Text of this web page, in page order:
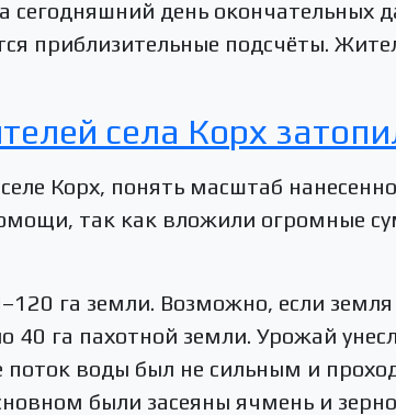
сегодняшний день окончательных
приблизительные подсчёты.
села Корх
Корх, понять масштаб
так как вложили огромные
га земли. Возможно, если земля
40 га пахотной земли. Урожай
поток воды был не сильным и
были засеяны ячмень и